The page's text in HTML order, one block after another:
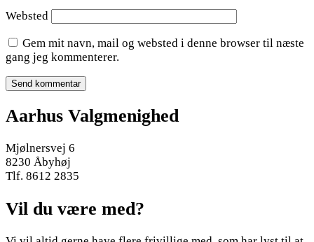
Websted
Gem mit navn, mail og websted i denne browser til næste
gang jeg kommenterer.
Aarhus Valgmenighed
Mjølnersvej 6
8230 Åbyhøj
Tlf. 8612 2835
Vil du være med?